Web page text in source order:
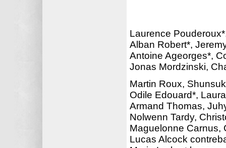
Laurence
Alban Robert*,
Antoine Ageorges*,
Jonas Mordzinski,
Martin Roux,
Odile Edouard*,
Armand Thomas,
Nolwenn Tardy,
Maguelonne
Lucas Alcock